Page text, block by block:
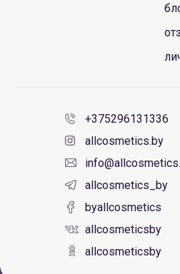
+375296131336
allcosmetics.by
allcosmetics_by
byallcosmetics
allcosmeticsby
allcosmeticsby